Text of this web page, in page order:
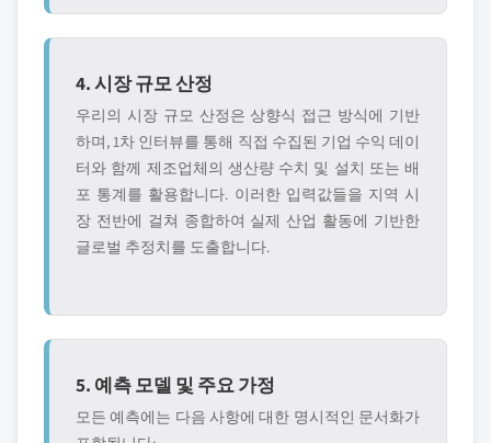
4. 시장 규모 산정
우리의 시장 규모 산정은 상향식 접근 방식에 기반
하며, 1차 인터뷰를 통해 직접 수집된 기업 수익 데이
터와 함께 제조업체의 생산량 수치 및 설치 또는 배
포 통계를 활용합니다. 이러한 입력값들을 지역 시
장 전반에 걸쳐 종합하여 실제 산업 활동에 기반한
글로벌 추정치를 도출합니다.
5. 예측 모델 및 주요 가정
모든 예측에는 다음 사항에 대한 명시적인 문서화가